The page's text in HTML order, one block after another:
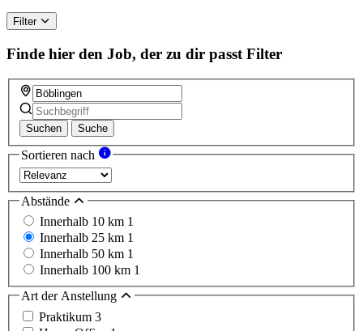
Filter
Finde hier den Job, der zu dir passt Filter
Suchen Suche
Sortieren nach
Abstände
Innerhalb 10 km 1
Innerhalb 25 km 1
Innerhalb 50 km 1
Innerhalb 100 km 1
Art der Anstellung
Praktikum 3